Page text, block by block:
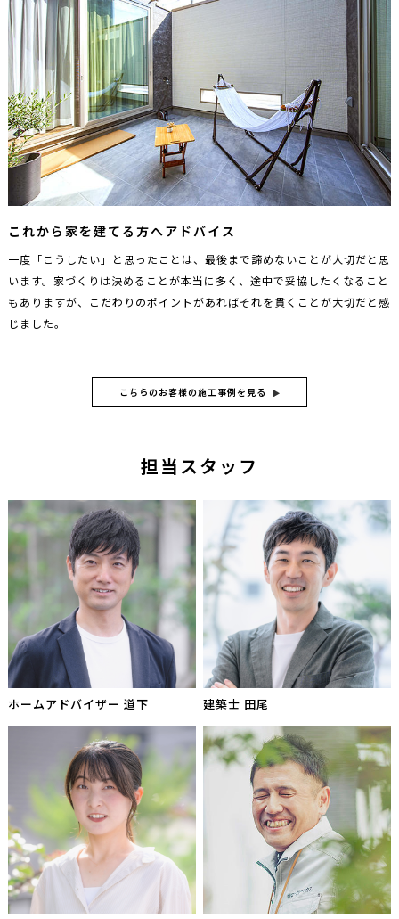
これから家を建てる方へアドバイス
一度「こうしたい」と思ったことは、最後まで諦めないことが大切だと思
います。家づくりは決めることが本当に多く、途中で妥協したくなること
もありますが、こだわりのポイントがあればそれを貫くことが大切だと感
じました。
こちらのお客様の施工事例を見る
担当スタッフ
ホームアドバイザー 道下 建築士 田尾